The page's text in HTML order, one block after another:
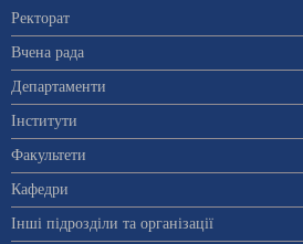
Ректорат
Вчена рада
Департаменти
Інститути
Факультети
Кафедри
Інші підрозділи та організації